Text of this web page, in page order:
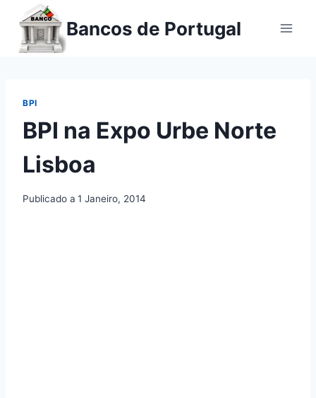
para
Bancos de Portugal
BPI
BPI na Expo Urbe Norte
Lisboa
Publicado a 1 Janeiro, 2014